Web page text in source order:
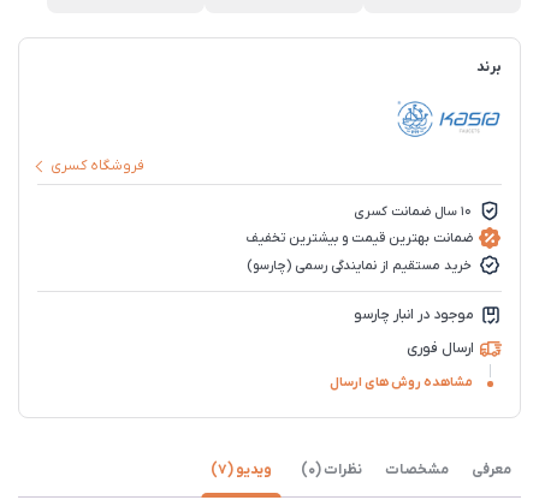
برند
فروشگاه کسری
10 سال ضمانت کسری
ضمانت بهترین قیمت و بیشترین تخفیف
خرید مستقیم از نمایندگی رسمی (چارسو)
موجود در انبار چارسو
ارسال فوری
مشاهده روش های ارسال
معرفی مشخصات نظرات (0) ویدیو (7)